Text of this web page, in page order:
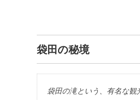
袋田の秘境
袋田の滝という、有名な観